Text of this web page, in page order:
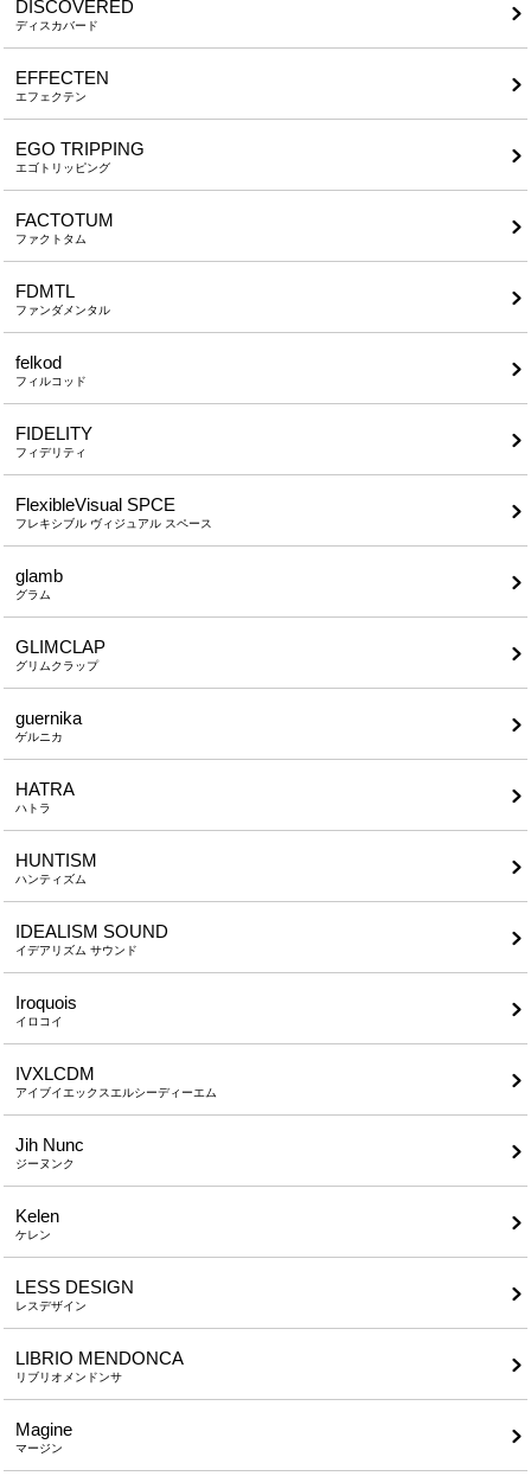
DISCOVERED
ディスカバード
EFFECTEN
エフェクテン
EGO TRIPPING
エゴトリッピング
FACTOTUM
ファクトタム
FDMTL
ファンダメンタル
felkod
フィルコッド
FIDELITY
フィデリティ
FlexibleVisual SPCE
フレキシブル ヴィジュアル スペース
glamb
グラム
GLIMCLAP
グリムクラップ
guernika
ゲルニカ
HATRA
ハトラ
HUNTISM
ハンティズム
IDEALISM SOUND
イデアリズム サウンド
Iroquois
イロコイ
IVXLCDM
アイブイエックスエルシーディーエム
Jih Nunc
ジーヌンク
Kelen
ケレン
LESS DESIGN
レスデザイン
LIBRIO MENDONCA
リブリオメンドンサ
Magine
マージン